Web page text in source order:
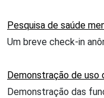
Pesquisa de saúde
Um breve check-in
Demonstração de uso
Demonstração das